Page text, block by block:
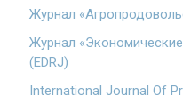
Журнал
Журнал
(EDRJ)
International Journal Of